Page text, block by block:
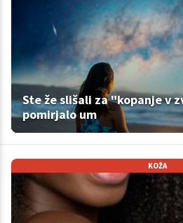
Ste že slišali za "kopanje v
pomirjalo um
KOŽA